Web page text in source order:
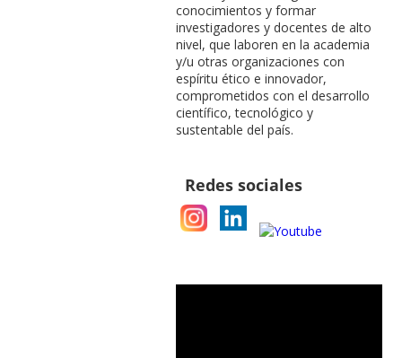
conocimientos y formar
investigadores y docentes de alto
nivel, que laboren en la academia
y/u otras organizaciones con
espíritu ético e innovador,
comprometidos con el desarrollo
científico, tecnológico y
sustentable del país.
Redes sociales